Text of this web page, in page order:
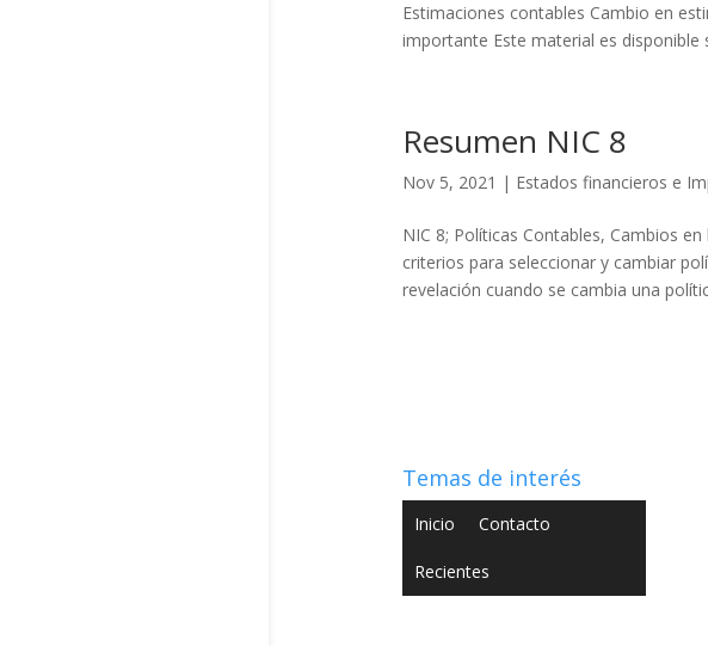
Estimaciones contables Cambio en
importante Este material es disponible
Resumen NIC 8
Nov 5, 2021 | Estados financieros e
NIC 8; Políticas Contables, Cambios
criterios para seleccionar y cambiar
revelación cuando se cambia una
Temas de interés
Inicio Contacto
Recientes